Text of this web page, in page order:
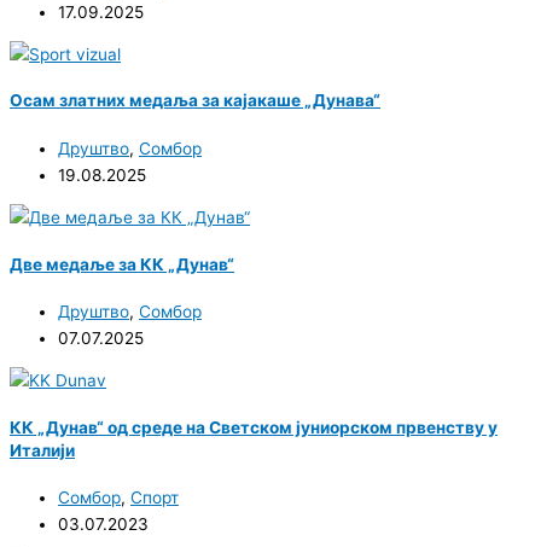
17.09.2025
Осам златних медаља за кајакаше „Дунава“
Друштво, Сомбор
19.08.2025
Две медаље за КК „Дунав“
Друштво, Сомбор
07.07.2025
КК „Дунав“ од среде на Светском јуниорском првенству у
Италији
Сомбор, Спорт
03.07.2023